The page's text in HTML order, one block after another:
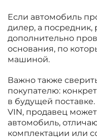
Если автомобиль
дилер, а
дополнительно
основания, по
машиной.
Важно также
покупателю:
в будущей
VIN, продавец
автомобиль,
комплектации или